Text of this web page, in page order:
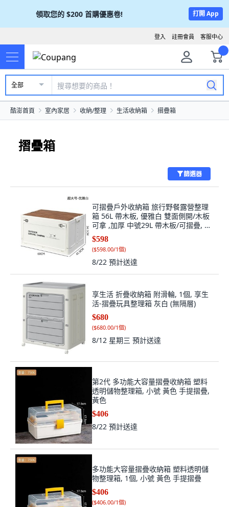
領取您的 $200 首購優惠卷! 打開 App
客服中心
註冊會員
登入
全部
酷澎首頁 室內家居 收納/整理 生活收納箱 摺疊箱
摺疊箱
篩選器
可摺疊戶外收納箱 旅行野餐露營整理
箱 56L 帶木板, 優雅白 雙面側開/木板
可拿 ,加厚 中號29L 帶木板/可摺疊, 1
個
$598
($598.00/1個)
8/22 預計送達
享生活 折疊收納箱 附滑輪, 1個, 享生
活-摺疊玩具整理箱 灰白 (無隔層)
$680
($680.00/1個)
8/12 星期三 預計送達
第2代 多功能大容量摺疊收納箱 塑料
透明儲物整理箱, 小號 黃色 手提摺疊,
黃色
$406
8/22 預計送達
多功能大容量摺疊收納箱 塑料透明儲
物整理箱, 1個, 小號 黃色 手提摺疊
$406
($406.00/1個)